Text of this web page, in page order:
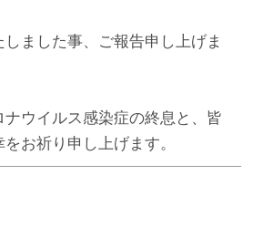
ました事、ご報告申し上げま
ウイルス感染症の終息と、皆
お祈り申し上げます。